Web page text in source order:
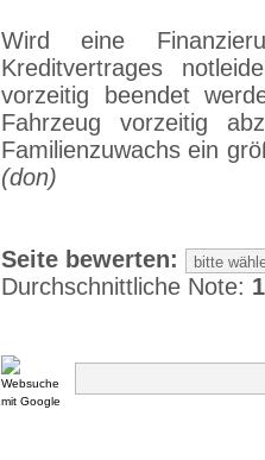
Wird eine
Kreditvertrages
vorzeitig beendet
Fahrzeug vorzeitig
Familienzuwachs ein
(don)
Seite bewerten:
Durchschnittliche Note: